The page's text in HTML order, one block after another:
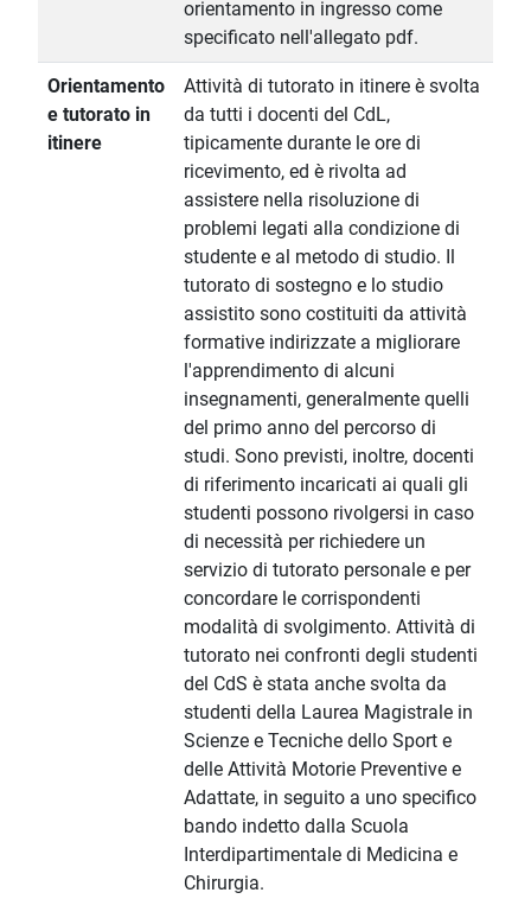
orientamento in ingresso come
specificato nell'allegato pdf.
Orientamento
e tutorato in
itinere
Attività di tutorato in itinere è svolta
da tutti i docenti del CdL,
tipicamente durante le ore di
ricevimento, ed è rivolta ad
assistere nella risoluzione di
problemi legati alla condizione di
studente e al metodo di studio. Il
tutorato di sostegno e lo studio
assistito sono costituiti da attività
formative indirizzate a migliorare
l'apprendimento di alcuni
insegnamenti, generalmente quelli
del primo anno del percorso di
studi. Sono previsti, inoltre, docenti
di riferimento incaricati ai quali gli
studenti possono rivolgersi in caso
di necessità per richiedere un
servizio di tutorato personale e per
concordare le corrispondenti
modalità di svolgimento. Attività di
tutorato nei confronti degli studenti
del CdS è stata anche svolta da
studenti della Laurea Magistrale in
Scienze e Tecniche dello Sport e
delle Attività Motorie Preventive e
Adattate, in seguito a uno specifico
bando indetto dalla Scuola
Interdipartimentale di Medicina e
Chirurgia.